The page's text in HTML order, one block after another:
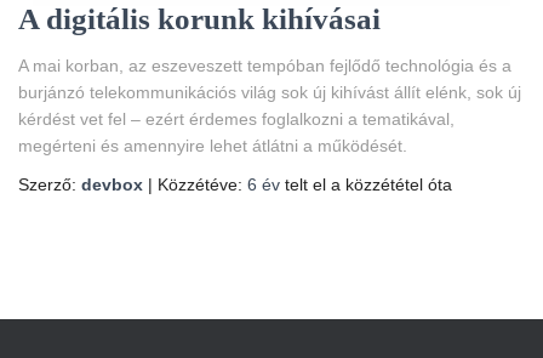
A digitális korunk kihívásai
A mai korban, az eszeveszett tempóban fejlődő technológia és a
burjánzó telekommunikációs világ sok új kihívást állít elénk, sok új
kérdést vet fel – ezért érdemes foglalkozni a tematikával,
megérteni és amennyire lehet átlátni a működését.
Szerző: devbox | Közzétéve: 6 év telt el a közzététel óta